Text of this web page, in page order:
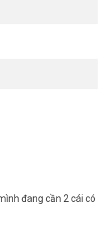
đang cần 2 cái có